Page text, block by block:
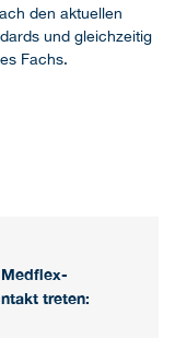
den aktuellen
und gleichzeitig
Fachs.
treten: